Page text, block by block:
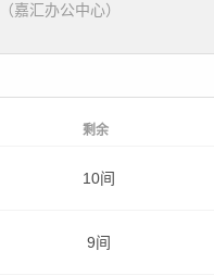
嘉汇办公中心）
剩余
10间
9间